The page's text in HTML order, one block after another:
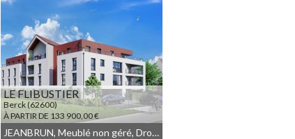
À PARTIR DE 225 000,00 €
LE FLIBUSTIER
Berck (62600)
À PARTIR DE 133 900,00 €
JEANBRUN, Meublé non géré, Droit commun